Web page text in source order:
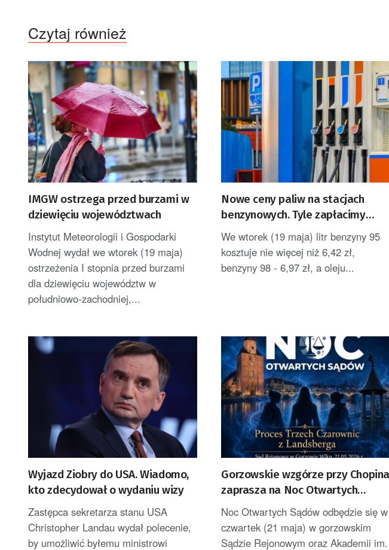
Czytaj również
IMGW ostrzega przed burzami w
dziewięciu województwach
Instytut Meteorologii i Gospodarki
Wodnej wydał we wtorek (19 maja)
ostrzeżenia I stopnia przed burzami
dla dziewięciu województw w
południowo-zachodniej,...
Nowe ceny paliw na stacjach
benzynowych. Tyle zapłacimy
podczas tankowania
We wtorek (19 maja) litr benzyny 95
kosztuje nie więcej niż 6,42 zł,
benzyny 98 - 6,97 zł, a oleju...
Wyjazd Ziobry do USA. Wiadomo,
kto zdecydował o wydaniu wizy
Zastępca sekretarza stanu USA
Christopher Landau wydał polecenie,
by umożliwić byłemu ministrowi
Gorzowskie wzgórze przy Chopina
zaprasza na Noc Otwartych
Sądów
Noc Otwartych Sądów odbędzie się w
czwartek (21 maja) w gorzowskim
Sądzie Rejonowym oraz Akademii im.